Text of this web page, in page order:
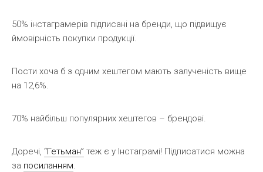
50% інстаграмерів підписані на бренди, що підвищує
ймовірність покупки продукції.
Пости хоча б з одним хештегом мають залученість вище
на 12,6%.
70% найбільш популярних хештегов – брендові.
Доречі, “Гетьман” теж є у Інстаграмі! Підписатися можна
за посиланням.